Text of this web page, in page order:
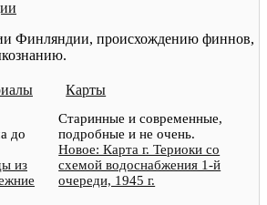
Финляндии, происхождению финнов,
до
из
Карты
Старинные и современные,
подробные и не очень.
Новое: Карта г. Териоки со
схемой водоснабжения 1-й
очереди, 1945 г.